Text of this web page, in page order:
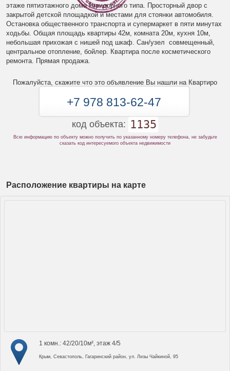
этаже пятиэтажного дома коридорного типа. Просторный двор с
закрытой детской площадкой и местами для стоянки автомобиля.
Остановка общественного транспорта и супермаркет в пяти минутах
ходьбы. Общая площадь квартиры 42м, комната 20м, кухня 10м,
небольшая прихожая с нишей под шкаф. Сан/узел совмещенный,
центральное отопление, бойлер. Квартира после косметического
ремонта. Прямая продажа.
Пожалуйста, скажите что это объявление Вы нашли на Квартиро
+7 978 813-62-47
код объекта: 1135
Всю информацию по объекту можно получить по указанному номеру телефона, не забудьте
сказать код интересуемого объекта недвижимости
Расположение квартиры на карте
1 комн.: 42/20/10м², этаж 4/5
Крым, Севастополь, Гагаринский район, ул. Лизы Чайкиной, 95